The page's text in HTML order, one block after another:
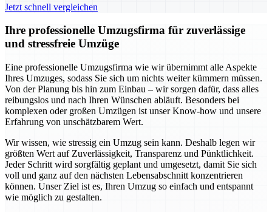
Jetzt schnell vergleichen
Ihre professionelle Umzugsfirma für zuverlässige
und stressfreie Umzüge
Eine professionelle Umzugsfirma wie wir übernimmt alle Aspekte
Ihres Umzuges, sodass Sie sich um nichts weiter kümmern müssen.
Von der Planung bis hin zum Einbau – wir sorgen dafür, dass alles
reibungslos und nach Ihren Wünschen abläuft. Besonders bei
komplexen oder großen Umzügen ist unser Know-how und unsere
Erfahrung von unschätzbarem Wert.
Wir wissen, wie stressig ein Umzug sein kann. Deshalb legen wir
größten Wert auf Zuverlässigkeit, Transparenz und Pünktlichkeit.
Jeder Schritt wird sorgfältig geplant und umgesetzt, damit Sie sich
voll und ganz auf den nächsten Lebensabschnitt konzentrieren
können. Unser Ziel ist es, Ihren Umzug so einfach und entspannt
wie möglich zu gestalten.